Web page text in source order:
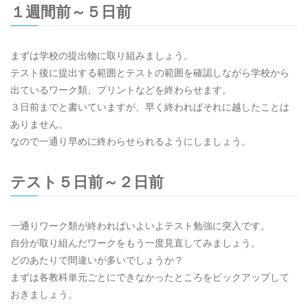
１週間前～５日前
まずは学校の提出物に取り組みましょう。
テスト後に提出する範囲とテストの範囲を確認しながら学校から
出ているワーク類、プリントなどを終わらせます。
３日前までと書いていますが、早く終わればそれに越したことは
ありません。
なので一通り早めに終わらせられるようにしましょう。
テスト５日前～２日前
一通りワーク類が終わればいよいよテスト勉強に突入です。
自分が取り組んだワークをもう一度見直してみましょう。
どのあたりで間違いが多いでしょうか？
まずは各教科単元ごとにできなかったところをピックアップして
おきましょう。